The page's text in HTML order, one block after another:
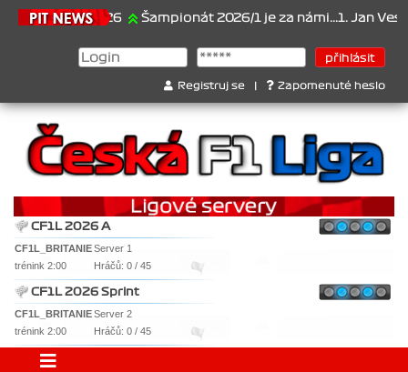
21.6.2026 Šampionát 2026/1 je za námi...1. Jan Veselý ,
Registruj se Zapomenuté heslo
CF1L 2026 A
CF1L_BRITANIEServer 1
trénink 2:00
Hráčů: 0 / 45
CF1L 2026 Sprint
CF1L_BRITANIEServer 2
trénink 2:00
Hráčů: 0 / 45